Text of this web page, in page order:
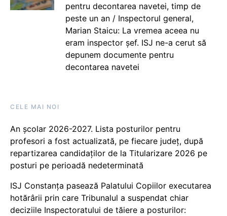
pentru decontarea navetei, timp de
peste un an / Inspectorul general,
Marian Staicu: La vremea aceea nu
eram inspector șef. ISJ ne-a cerut să
depunem documente pentru
decontarea navetei
CELE MAI NOI
An școlar 2026-2027. Lista posturilor pentru
profesori a fost actualizată, pe fiecare județ, după
repartizarea candidaților de la Titularizare 2026 pe
posturi pe perioadă nedeterminată
ISJ Constanța pasează Palatului Copiilor executarea
hotărârii prin care Tribunalul a suspendat chiar
deciziile Inspectoratului de tăiere a posturilor: